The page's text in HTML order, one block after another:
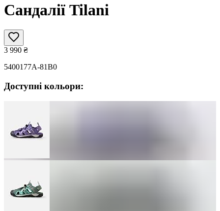
Сандалії Tilani
3 990 ₴
5400177A-81B0
Доступні кольори: